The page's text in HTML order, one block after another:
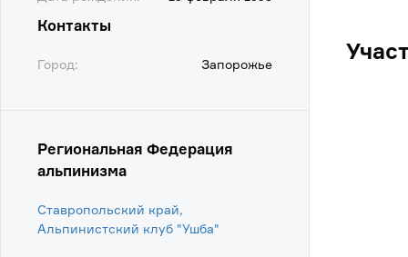
Контакты
Город: Запорожье
Региональная Федерация
альпинизма
Ставропольский край,
Альпинистский клуб "Ушба"